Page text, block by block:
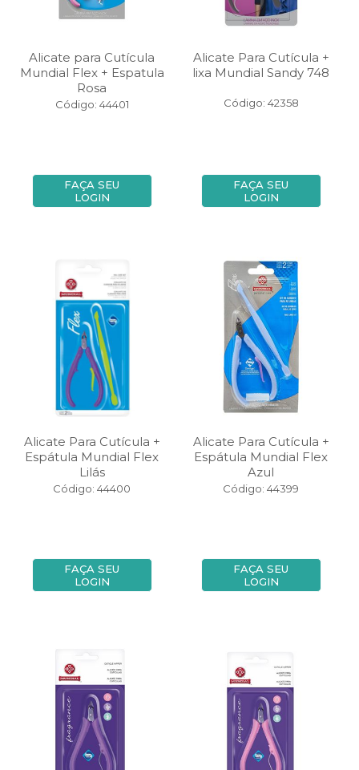
Alicate para Cutícula
Mundial Flex + Espatula
Rosa
Código: 44401
FAÇA SEU
LOGIN
Alicate Para Cutícula +
lixa Mundial Sandy 748
Código: 42358
FAÇA SEU
LOGIN
Alicate Para Cutícula +
Espátula Mundial Flex
Lilás
Código: 44400
FAÇA SEU
LOGIN
Alicate Para Cutícula +
Espátula Mundial Flex
Azul
Código: 44399
FAÇA SEU
LOGIN